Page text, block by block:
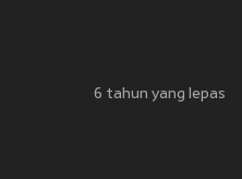
6 tahun yang lepas